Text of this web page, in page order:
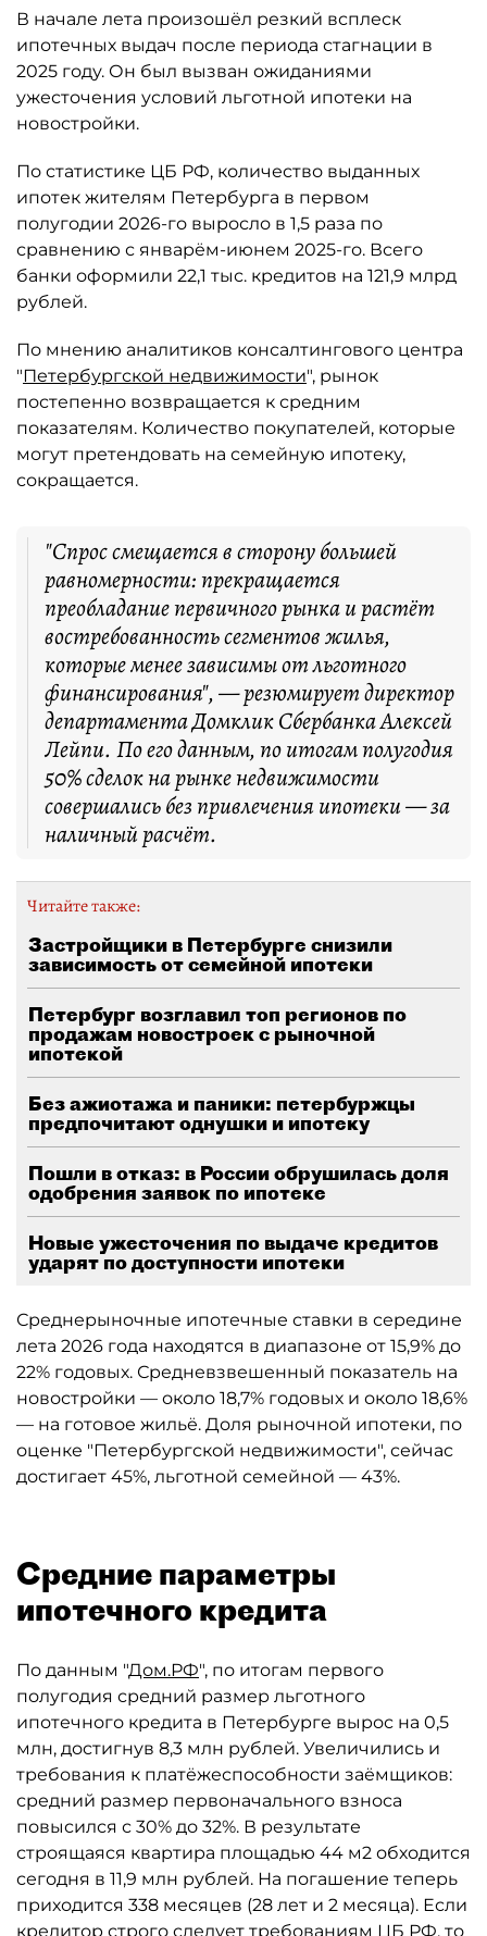
В начале лета произошёл резкий всплеск
ипотечных выдач после периода стагнации в
2025 году. Он был вызван ожиданиями
ужесточения условий льготной ипотеки на
новостройки.
По статистике ЦБ РФ, количество выданных
ипотек жителям Петербурга в первом
полугодии 2026-го выросло в 1,5 раза по
сравнению с январём-июнем 2025-го. Всего
банки оформили 22,1 тыс. кредитов на 121,9 млрд
рублей.
По мнению аналитиков консалтингового центра
"Петербургской недвижимости", рынок
постепенно возвращается к средним
показателям. Количество покупателей, которые
могут претендовать на семейную ипотеку,
сокращается.
"Спрос смещается в сторону большей
равномерности: прекращается
преобладание первичного рынка и растёт
востребованность сегментов жилья,
которые менее зависимы от льготного
финансирования", — резюмирует директор
департамента Домклик Сбербанка Алексей
Лейпи. По его данным, по итогам полугодия
50% сделок на рынке недвижимости
совершались без привлечения ипотеки — за
наличный расчёт.
Читайте также:
Застройщики в Петербурге снизили
зависимость от семейной ипотеки
Петербург возглавил топ регионов по
продажам новостроек с рыночной
ипотекой
Без ажиотажа и паники: петербуржцы
предпочитают однушки и ипотеку
Пошли в отказ: в России обрушилась доля
одобрения заявок по ипотеке
Новые ужесточения по выдаче кредитов
ударят по доступности ипотеки
Среднерыночные ипотечные ставки в середине
лета 2026 года находятся в диапазоне от 15,9% до
22% годовых. Средневзвешенный показатель на
новостройки — около 18,7% годовых и около 18,6%
— на готовое жильё. Доля рыночной ипотеки, по
оценке "Петербургской недвижимости", сейчас
достигает 45%, льготной семейной — 43%.
Средние параметры
ипотечного кредита
По данным "Дом.РФ", по итогам первого
полугодия средний размер льготного
ипотечного кредита в Петербурге вырос на 0,5
млн, достигнув 8,3 млн рублей. Увеличились и
требования к платёжеспособности заёмщиков:
средний размер первоначального взноса
повысился с 30% до 32%. В результате
строящаяся квартира площадью 44 м2 обходится
сегодня в 11,9 млн рублей. На погашение теперь
приходится 338 месяцев (28 лет и 2 месяца). Если
кредитор строго следует требованиям ЦБ РФ, то